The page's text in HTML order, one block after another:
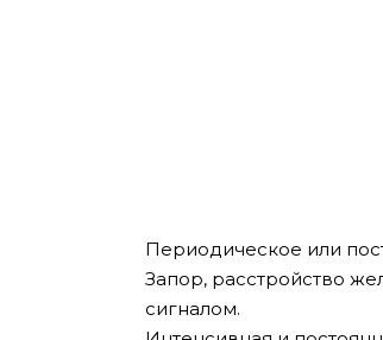
Периодическое или
Запор, расстройство
сигналом.